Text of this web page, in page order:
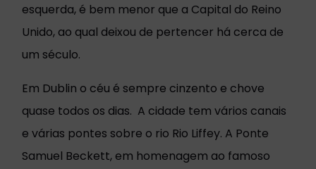
esquerda, é bem menor que a Capital do Reino
Unido, ao qual deixou de pertencer há cerca de
um século.
Em Dublin o céu é sempre cinzento e chove
quase todos os dias. A cidade tem vários canais
e várias pontes sobre o rio Rio Liffey. A Ponte
Samuel Beckett, em homenagem ao famoso